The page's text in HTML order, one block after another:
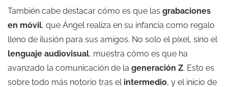
También cabe destacar cómo es que las grabaciones
en móvil, que Ángel realiza en su infancia como regalo
lleno de ilusión para sus amigos. No solo el píxel, sino el
lenguaje audiovisual, muestra cómo es que ha
avanzado la comunicación de la generación Z. Esto es
sobre todo más notorio tras el intermedio, y el inicio de